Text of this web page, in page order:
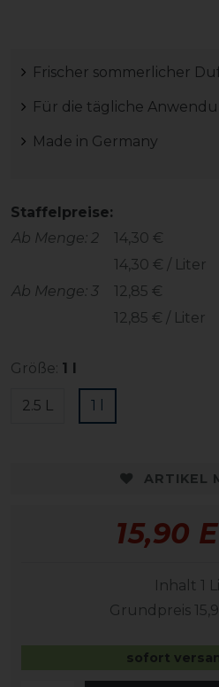
Frischer sommerlicher
Für die tägliche
Made in Germany
Staffelpreise:
Ab Menge: 2
14,30 €
14,30 € / Liter
Ab Menge: 3
12,85 €
12,85 € / Liter
Größe: 1 l
2.5 L 1 l
ARTIKEL
15,90
Inhalt 1
Grundpreis
sofort